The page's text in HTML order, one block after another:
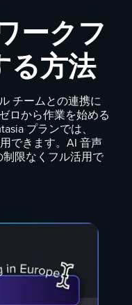
ークフ
る方法
チームとの連携に
ロから作業を始める
プランでは、
できます。AI 音声
限なくフル活用で